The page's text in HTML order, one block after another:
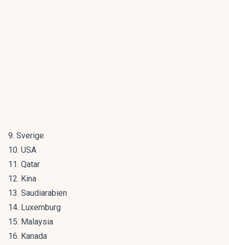
9. Sverige
10. USA
11. Qatar
12. Kina
13. Saudiarabien
14. Luxemburg
15. Malaysia
16. Kanada